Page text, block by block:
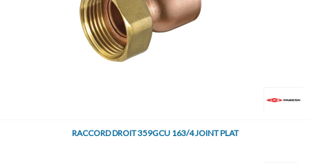
RACCORD DROIT 359GCU 163/4 JOINT PLAT